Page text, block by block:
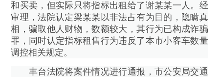
和买卖，但实际只将指标出租给了谢某某一人。经
审理，法院认定梁某某以非法占有为目的，隐瞒真
相，骗取他人财物，数额较大，其行为已构成诈骗
罪，同时认定指标租售行为违反了本市小客车数量
调控相关规定。
丰台法院将案件情况进行通报，市公安局交通